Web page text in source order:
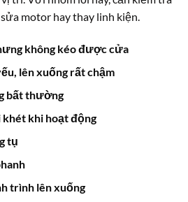
motor hay thay linh kiện.
không kéo được cửa
lên xuống rất chậm
bất thường
khi hoạt động
tụ
trình lên xuống